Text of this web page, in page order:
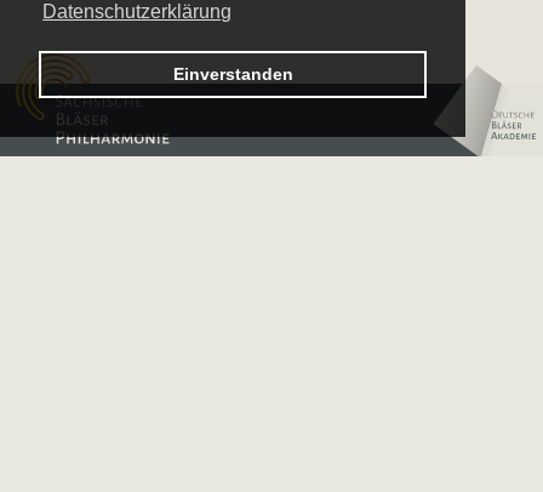
Datenschutzerklärung
Einverstanden
Logo – Sächsische Bläserphilharmonie
Logo – Deutsche